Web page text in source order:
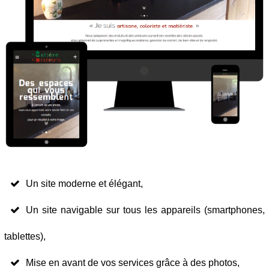
Un site moderne et élégant,
Un site navigable sur tous les appareils (smartphones,
tablettes),
Mise en avant de vos services grâce à des photos,